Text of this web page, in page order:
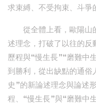
求束縛、不受拘束、斗爭
從全體上看，歐陽山
述理念，打破了以往的
歷程與“慢生長”“磨難中
到勝利，從出缺點的通俗
史”的新論述理念與論述
程、“慢生長”與“磨難中